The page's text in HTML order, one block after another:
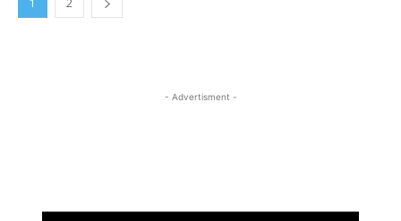
1 2
- Advertisment -